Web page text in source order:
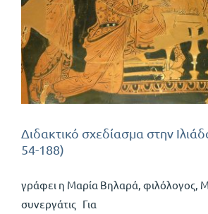
Διδακτικό σχεδίασμα στην
54-188)
γράφει η Μαρία Βηλαρά, φιλόλογος,
συνεργάτις Για